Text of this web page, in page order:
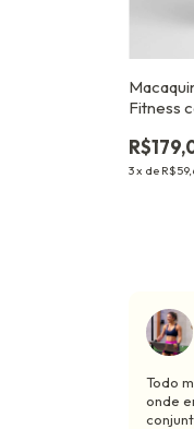
Fitness
3x de
Todo
onde